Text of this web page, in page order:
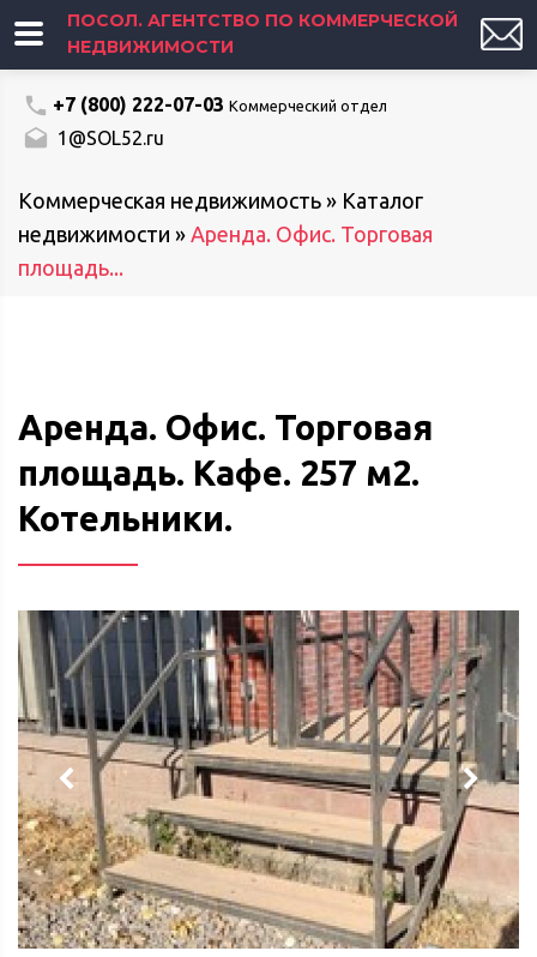
+7 (800) 222-07-03 Коммерческий отдел
1@SOL52.ru
ПОСОЛ. АГЕНТСТВО ПО КОММЕРЧЕСКОЙ
НЕДВИЖИМОСТИ
Коммерческая недвижимость » Каталог
недвижимости » Аренда. Офис. Торговая
площадь...
Аренда. Офис. Торговая
площадь. Кафе. 257 м2.
Котельники.